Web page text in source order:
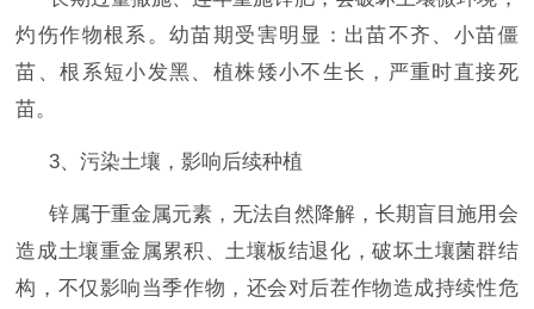
灼伤作物根系。幼苗期受害明显：出苗不齐、小苗僵
苗、根系短小发黑、植株矮小不生长，严重时直接死
苗。
3、污染土壤，影响后续种植
锌属于重金属元素，无法自然降解，长期盲目施用会
造成土壤重金属累积、土壤板结退化，破坏土壤菌群结
构，不仅影响当季作物，还会对后茬作物造成持续性危